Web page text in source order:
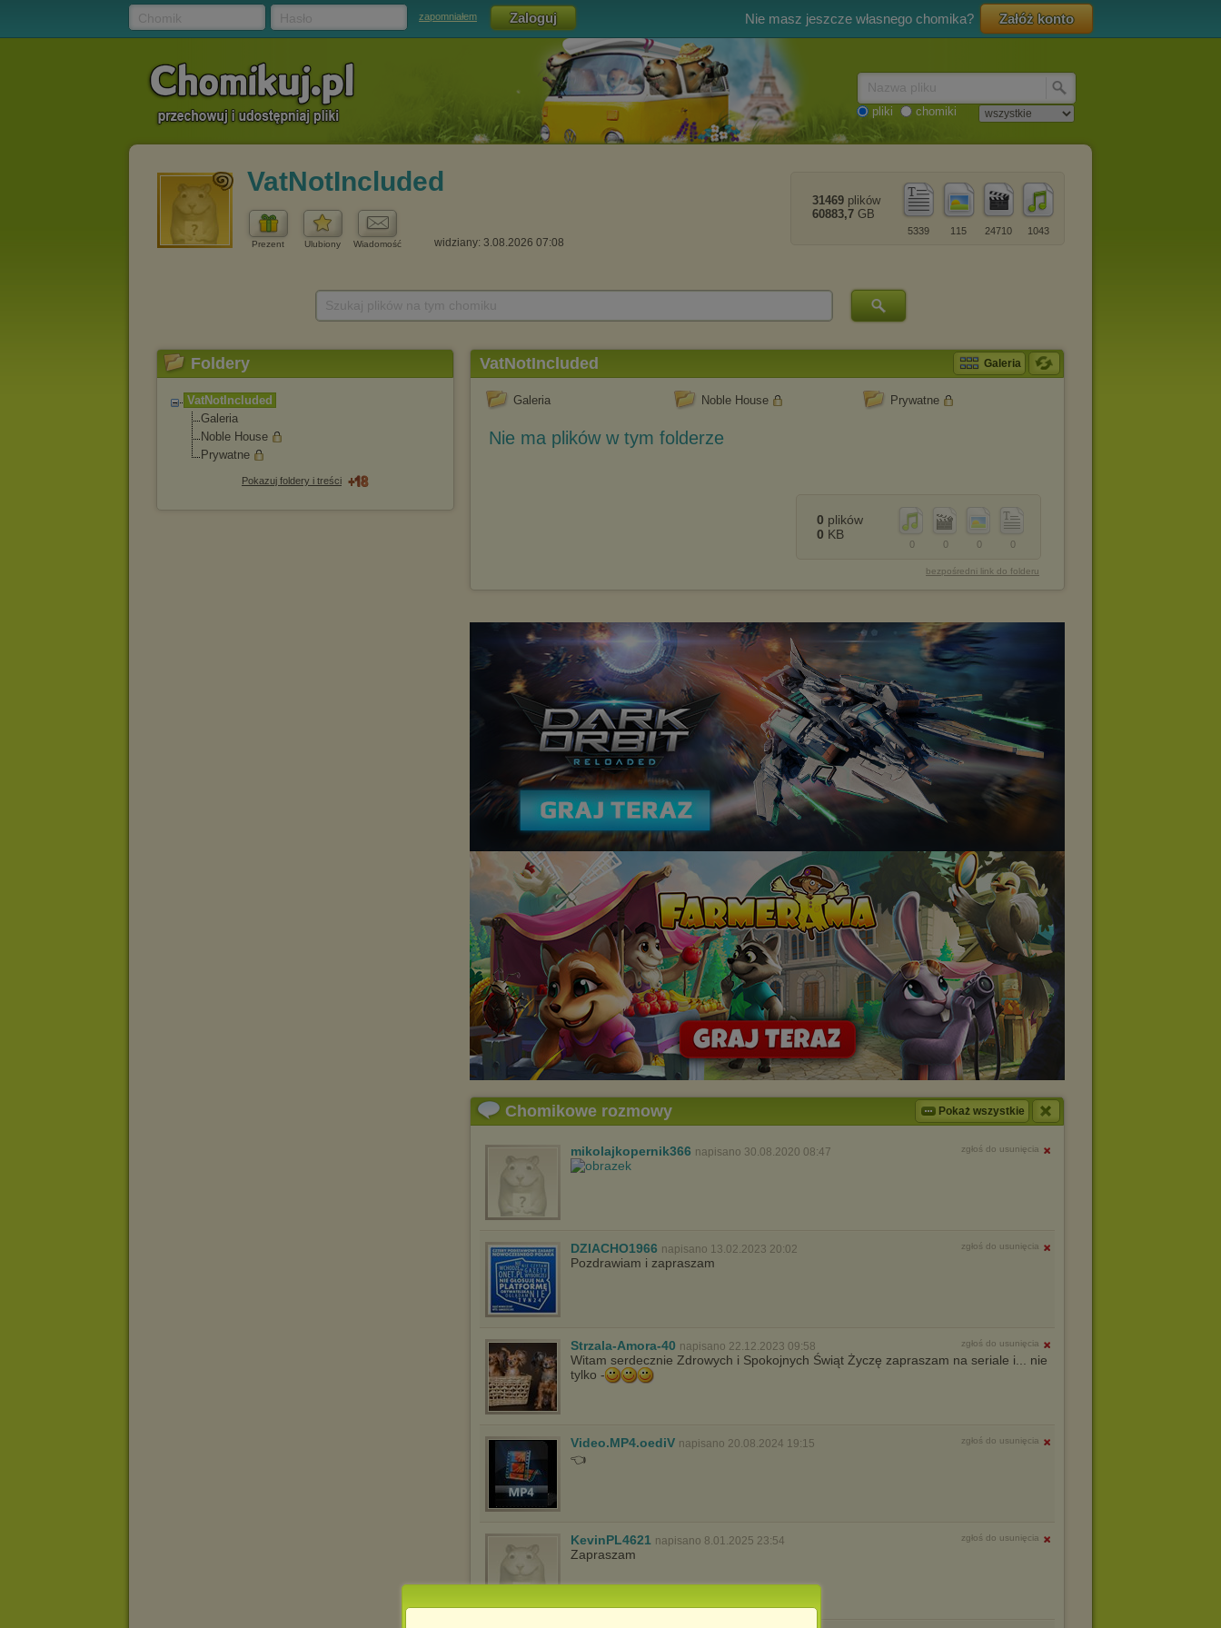
zapomniałem Nie masz jeszcze własnego chomika? Załóż konto
pliki chomiki
VatNotIncluded
Prezent Ulubiony Wiadomość widziany: 3.08.2026 07:08
1043
24710
115
5339
31469 plików
60883,7 GB
Foldery
VatNotIncluded
Galeria
Noble House
Prywatne
Pokazuj foldery i treści
VatNotIncluded Galeria
Galeria Noble House Prywatne
Nie ma plików w tym folderze
0
0
0
0
0 plików
0 KB
bezpośredni link do folderu
Chomikowe rozmowy Pokaż wszystkie
mikolajkopernik366 napisano 30.08.2020 08:47 zgłoś do usunięcia
DZIACHO1966 napisano 13.02.2023 20:02 zgłoś do usunięcia
Pozdrawiam i zapraszam
Strzala-Amora-40 napisano 22.12.2023 09:58 zgłoś do usunięcia
Witam serdecznie Zdrowych i Spokojnych Świąt Życzę zapraszam na seriale i... nie
tylko -
Video.MP4.oediV napisano 20.08.2024 19:15 zgłoś do usunięcia
👈
KevinPL4621 napisano 8.01.2025 23:54 zgłoś do usunięcia
Zapraszam